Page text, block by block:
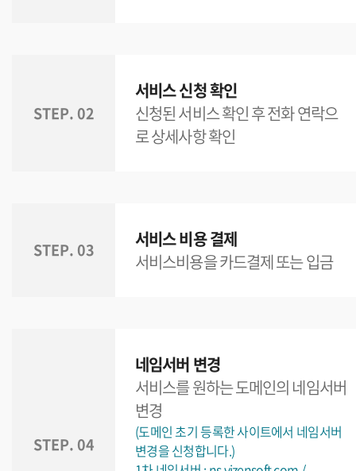
STEP. 02
서비스 신청 확인
신청된 서비스 확인 후 전화 연락으
로 상세사항 확인
STEP. 03
서비스 비용 결제
서비스비용을 카드결제 또는 입금
STEP. 04
네임서버 변경
서비스를 원하는 도메인의 네임서버
변경
(도메인 초기 등록한 사이트에서 네임서버
변경을 신청합니다.)